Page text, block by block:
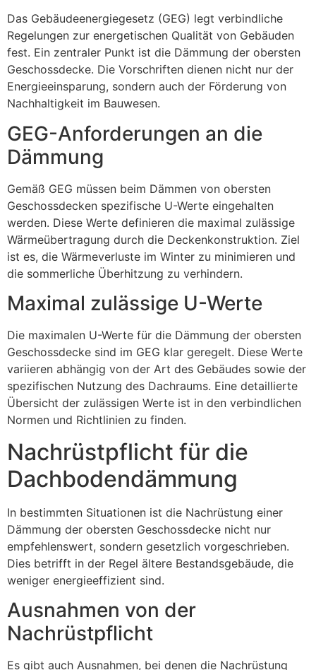
Das Gebäudeenergiegesetz (GEG) legt verbindliche
Regelungen zur energetischen Qualität von Gebäuden
fest. Ein zentraler Punkt ist die Dämmung der obersten
Geschossdecke. Die Vorschriften dienen nicht nur der
Energieeinsparung, sondern auch der Förderung von
Nachhaltigkeit im Bauwesen.
GEG-Anforderungen an die
Dämmung
Gemäß GEG müssen beim Dämmen von obersten
Geschossdecken spezifische U-Werte eingehalten
werden. Diese Werte definieren die maximal zulässige
Wärmeübertragung durch die Deckenkonstruktion. Ziel
ist es, die Wärmeverluste im Winter zu minimieren und
die sommerliche Überhitzung zu verhindern.
Maximal zulässige U-Werte
Die maximalen U-Werte für die Dämmung der obersten
Geschossdecke sind im GEG klar geregelt. Diese Werte
variieren abhängig von der Art des Gebäudes sowie der
spezifischen Nutzung des Dachraums. Eine detaillierte
Übersicht der zulässigen Werte ist in den verbindlichen
Normen und Richtlinien zu finden.
Nachrüstpflicht für die
Dachbodendämmung
In bestimmten Situationen ist die Nachrüstung einer
Dämmung der obersten Geschossdecke nicht nur
empfehlenswert, sondern gesetzlich vorgeschrieben.
Dies betrifft in der Regel ältere Bestandsgebäude, die
weniger energieeffizient sind.
Ausnahmen von der
Nachrüstpflicht
Es gibt auch Ausnahmen, bei denen die Nachrüstung